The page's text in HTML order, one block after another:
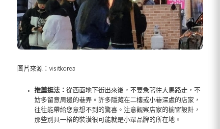
圖片來源：visitkorea
推薦逛法： 從西面地下街出來後，不要急著往大馬路走，不
妨多留意周邊的巷弄。許多隱藏在二樓或小巷深處的店家，
往往能帶給您意想不到的驚喜。注意觀察店家的櫥窗設計，
那些別具一格的裝潢很可能就是小眾品牌的所在地。